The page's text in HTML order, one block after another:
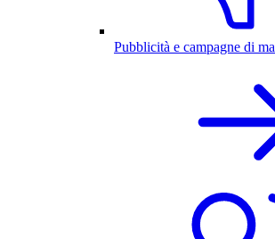
Pubblicità e campagne di